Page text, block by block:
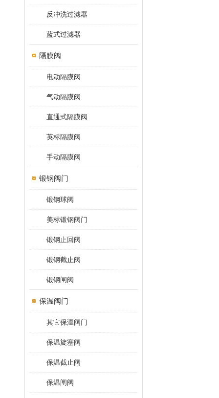
反冲洗过滤器
蓝式过滤器
隔膜阀
电动隔膜阀
气动隔膜阀
直通式隔膜阀
英标隔膜阀
手动隔膜阀
锻钢阀门
锻钢球阀
美标锻钢阀门
锻钢止回阀
锻钢截止阀
锻钢闸阀
保温阀门
其它保温阀门
保温旋塞阀
保温截止阀
保温闸阀